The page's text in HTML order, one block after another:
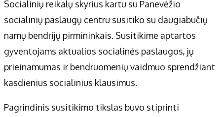
Apie mus
Autoriai
Kontaktai
Privatumo politika
Redakcijos politika
Receptai
Socialinių reikalų skyrius kartu su Panevėžio
socialinių paslaugų centru susitiko su daugiabučių
namų bendrijų pirmininkais. Susitikime aptartos
gyventojams aktualios socialinės paslaugos, jų
prieinamumas ir bendruomenių vaidmuo sprendžiant
kasdienius socialinius klausimus.
Pagrindinis susitikimo tikslas buvo stiprinti